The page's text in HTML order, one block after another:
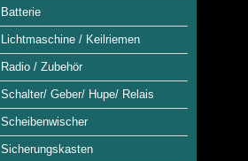
Batterie
Lichtmaschine / Keilriemen
Radio / Zubehör
Schalter/ Geber/ Hupe/ Relais
Scheibenwischer
Sicherungskasten